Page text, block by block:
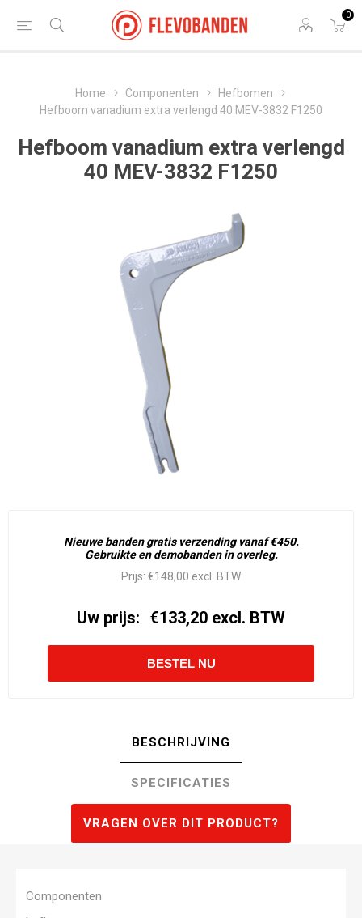
0
Home Componenten
Hefbomen
Hefboom vanadium extra verlengd 40 MEV-3832 F1250
Hefboom vanadium extra verlengd
40 MEV-3832 F1250
Nieuwe banden gratis verzending vanaf €450.
Gebruikte en demobanden in overleg.
Prijs: €148,00 excl. BTW
Uw prijs: €133,20 excl. BTW
BESCHRIJVING
SPECIFICATIES
VRAGEN OVER DIT PRODUCT?
Componenten